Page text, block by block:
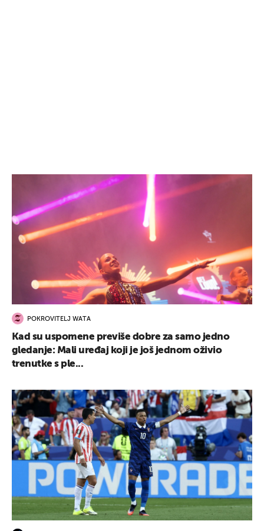
POKROVITELJ WATA
Kad su uspomene previše dobre za samo jedno
gledanje: Mali uređaj koji je još jednom oživio
trenutke s ple...